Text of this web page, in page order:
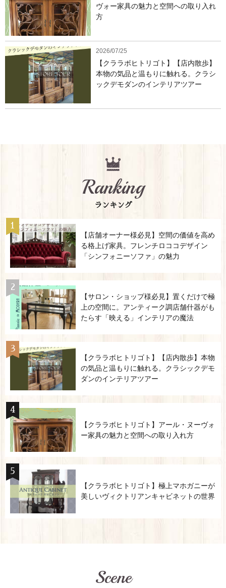
ヴォー家具の魅力と空間への取り入れ
方
2026/07/25
【クララボヒトリゴト】【店内散歩】
本物の気品と温もりに触れる。クラシ
ックデモダンのインテリアツアー
Ranking
ランキング
【店舗オーナー様必見】空間の価値を高め
る格上げ家具。フレンチロココデザイン
「シンフォニーソファ」の魅力
【サロン・ショップ様必見】置くだけで極
上の空間に。アンティーク調店舗什器がも
たらす「映える」インテリアの魔法
【クララボヒトリゴト】【店内散歩】本物
の気品と温もりに触れる。クラシックデモ
ダンのインテリアツアー
【クララボヒトリゴト】アール・ヌーヴォ
ー家具の魅力と空間への取り入れ方
【クララボヒトリゴト】極上マホガニーが
美しいヴィクトリアンキャビネットの世界
Scene